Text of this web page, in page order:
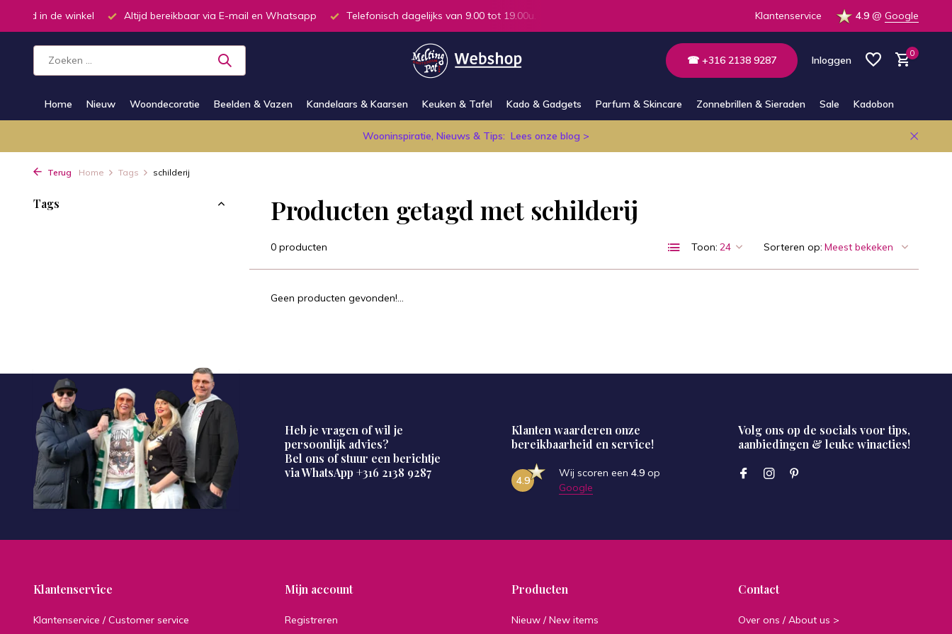
in de winkel Altijd bereikbaar via E-mail en Whatsapp Telefonisch dagelijks van 9.00 tot 19.00u. Klantenservice 4.9 @ Google
☎ +316 2138 9287 Inloggen
0
Home Nieuw Woondecoratie Beelden & Vazen Kandelaars & Kaarsen Keuken & Tafel Kado & Gadgets Parfum & Skincare Zonnebrillen & Sieraden Sale Kadobon
Wooninspiratie, Nieuws & Tips: Lees onze blog >
Terug Home Tags schilderij
Tags Producten getagd met schilderij
0 producten Toon: Sorteren op:
Geen producten gevonden!...
Heb je vragen of wil je
persoonlijk advies?
Bel ons of stuur een berichtje
via WhatsApp +316 2138 9287
Klanten waarderen onze
bereikbaarheid en service!
4.9
Wij scoren een 4.9 op
Google
Volg ons op de socials voor tips,
aanbiedingen & leuke winacties!
Klantenservice
Klantenservice / Customer service
Mijn account
Registreren
Producten
Nieuw / New items
Contact
Over ons / About us >